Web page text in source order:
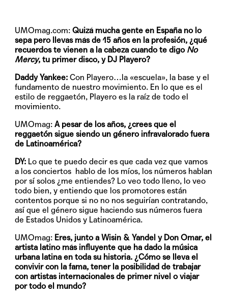
UMOmag.com:Quizá mucha gente en España no lo
sepa pero llevas más de 15 años en la profesión, ¿qué
recuerdos te vienen a la cabeza cuando te digo No
Mercy, tu primer disco, y DJ Playero?
Daddy Yankee: Con Playero…la «escuela», la base y el
fundamento de nuestro movimiento. En lo que es el
estilo de reggaetón, Playero es la raíz de todo el
movimiento.
UMOmag:A pesar de los años, ¿crees que el
reggaetón sigue siendo un género infravalorado fuera
de Latinoamérica?
DY: Lo que te puedo decir es que cada vez que vamos
a los conciertos hablo de los míos, los números hablan
por sí solos ¿me entiendes? Lo veo todo lleno, lo veo
todo bien, y entiendo que los promotores están
contentos porque si no no nos seguirían contratando,
así que el género sigue haciendo sus números fuera
de Estados Unidos y Latinoamérica.
UMOmag: Eres, junto a Wisin & Yandel y Don Omar, el
artista latino más influyente que ha dado la música
urbana latina en toda su historia. ¿Cómo se lleva el
convivir con la fama, tener la posibilidad de trabajar
con artistas internacionales de primer nivel o viajar
por todo el mundo?